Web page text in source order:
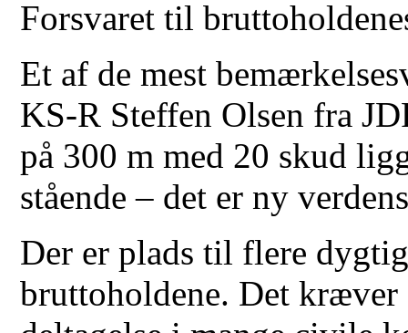
Forsvaret til
Et af de mest
KS-R Steffen Olsen fra
på 300 m med 20 skud
stående – det er ny
Der er plads til flere
bruttoholdene. Det